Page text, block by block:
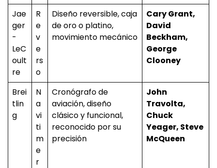
Jae
ger
-
LeC
oult
re
R
e
v
e
rs
o
Diseño reversible, caja
de oro o platino,
movimiento mecánico
Cary Grant,
David
Beckham,
George
Clooney
Brei
tlin
g
N
a
vi
ti
m
e
r
Cronógrafo de
aviación, diseño
clásico y funcional,
reconocido por su
precisión
John
Travolta,
Chuck
Yeager, Steve
McQueen